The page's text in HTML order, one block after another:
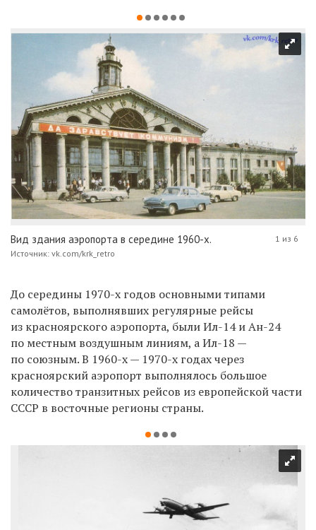
Вид здания аэропорта в середине 1960-х.
Источник: vk.com/krk_retro
1 из 6
До середины 1970-х годов основными типами
самолётов, выполнявших регулярные рейсы
из красноярского аэропорта, были Ил-14 и Ан-24
по местным воздушным линиям, а Ил-18 —
по союзным. В 1960-х — 1970-х годах через
красноярский аэропорт выполнялось большое
количество транзитных рейсов из европейской части
СССР в восточные регионы страны.